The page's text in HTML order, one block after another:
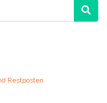
Restposten